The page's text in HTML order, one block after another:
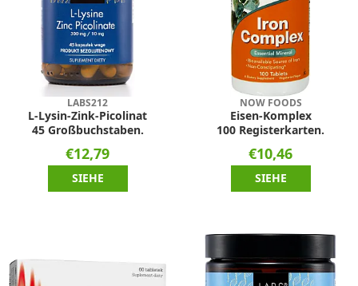
LABS212
L-Lysin-Zink-Picolinat
45 Großbuchstaben.
€12,79
SIEHE
NOW FOODS
Eisen-Komplex
100 Registerkarten.
€10,46
SIEHE